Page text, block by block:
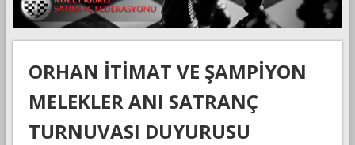
ORHAN İTİMAT VE ŞAMPİYON
MELEKLER ANI SATRANÇ
TURNUVASI DUYURUSU